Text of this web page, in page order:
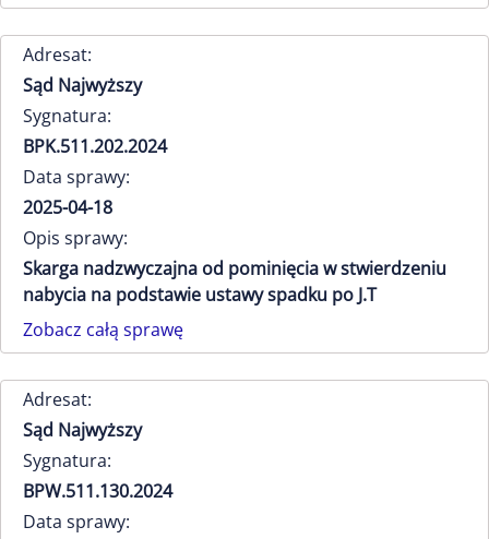
Adresat:
Sąd Najwyższy
Sygnatura:
BPK.511.202.2024
Data sprawy:
2025-04-18
Opis sprawy:
Skarga nadzwyczajna od pominięcia w stwierdzeniu
nabycia na podstawie ustawy spadku po J.T
Zobacz całą sprawę
Adresat:
Sąd Najwyższy
Sygnatura:
BPW.511.130.2024
Data sprawy: